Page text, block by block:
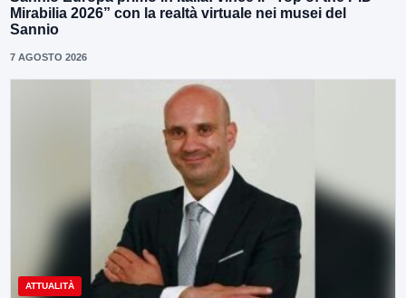
Mirabilia 2026” con la realtà virtuale nei musei del
Sannio
7 AGOSTO 2026
ATTUALITÀ